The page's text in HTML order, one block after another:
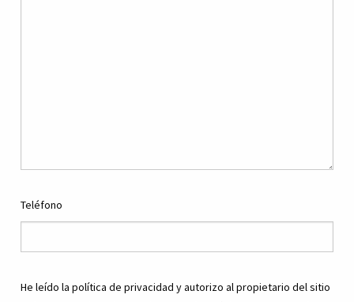
Teléfono
He leído la política de privacidad y autorizo al propietario del sitio